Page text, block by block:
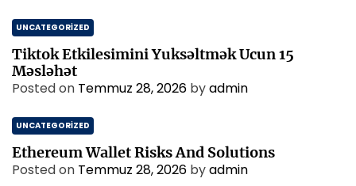
UNCATEGORIZED
Tiktok Etkilesimini Yuksəltmək Ucun 15
Məsləhət
Posted on Temmuz 28, 2026 byadmin
UNCATEGORIZED
Ethereum Wallet Risks And Solutions
Posted on Temmuz 28, 2026 byadmin